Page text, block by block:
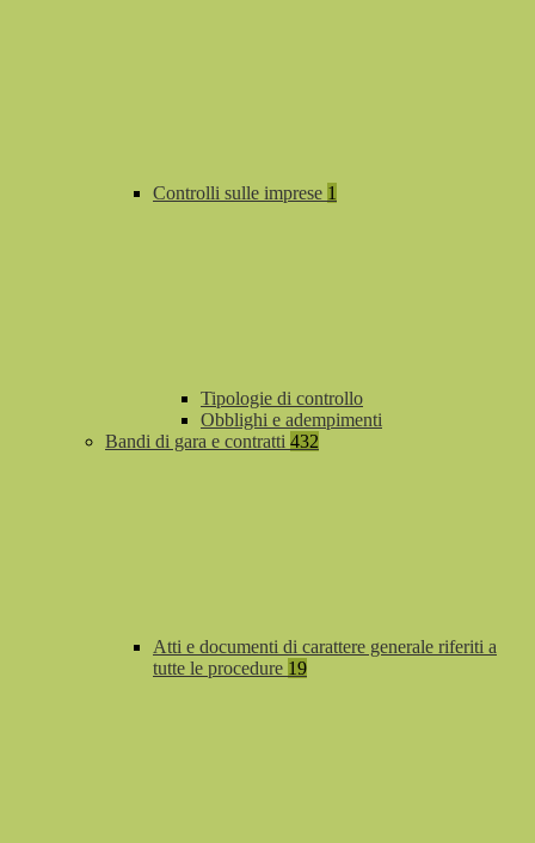
Controlli sulle imprese 1
Tipologie di controllo
Obblighi e adempimenti
Bandi di gara e contratti 432
Atti e documenti di carattere generale riferiti a
tutte le procedure 19